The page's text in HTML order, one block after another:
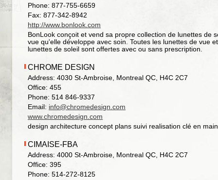
Phone: 877-755-6659
Fax: 877-342-8942
http://www.bonlook.com
BonLook conçoit et vend sa propre collection de lunettes de
vue qu'elle développe avec soin. Toutes les lunettes de vue
lunettes de soleil sont offertes avec ou sans prescription.
CHROME DESIGN
Address: 4030 St-Ambroise, Montreal QC, H4C 2C7
Office: 455
Phone: 514 846-9337
Email: info@chromedesign.com
www.chromedesign.com
design architecture concept plans suivi realisation clé en main
CIMAISE-FBA
Address: 4000 St-Ambroise, Montreal QC, H4C 2C7
Office: 395
Phone: 514-272-8125